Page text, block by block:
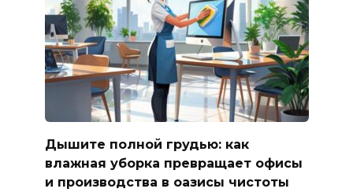
Дышите полной грудью: как
влажная уборка превращает офисы
и производства в оазисы чистоты